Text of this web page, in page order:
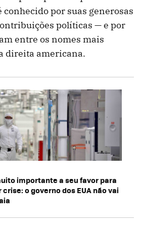
por suas generosas
políticas — e por
entre os nomes mais
direita americana.
importante a seu favor para
o governo dos EUA não vai